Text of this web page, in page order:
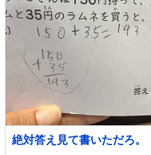
数
絶対答え見て書いただろ。